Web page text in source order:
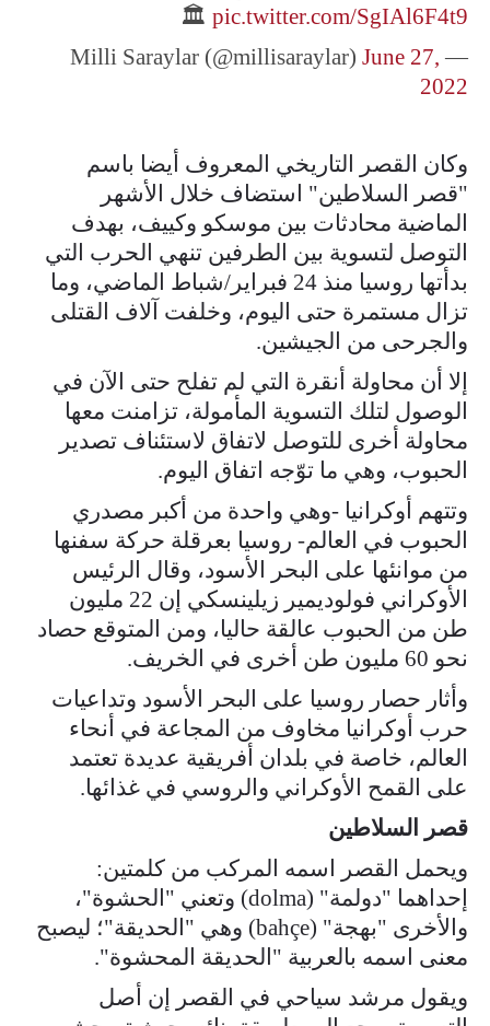
🏛️ pic.twitter.com/SgIAl6F4t9
— Milli Saraylar (@millisaraylar)
June 27,
2022
وكان القصر التاريخي المعروف أيضا باسم
"قصر السلاطين" استضاف خلال الأشهر
الماضية محادثات بين موسكو وكييف، بهدف
التوصل لتسوية بين الطرفين تنهي الحرب التي
بدأتها روسيا منذ 24 فبراير/شباط الماضي، وما
تزال مستمرة حتى اليوم، وخلفت آلاف القتلى
والجرحى من الجيشين.
إلا أن محاولة أنقرة التي لم تفلح حتى الآن في
الوصول لتلك التسوية المأمولة، تزامنت معها
محاولة أخرى للتوصل لاتفاق لاستئناف تصدير
الحبوب، وهي ما توّجه اتفاق اليوم.
وتتهم أوكرانيا -وهي واحدة من أكبر مصدري
الحبوب في العالم- روسيا بعرقلة حركة سفنها
من موانئها على البحر الأسود، وقال الرئيس
الأوكراني فولوديمير زيلينسكي إن 22 مليون
طن من الحبوب عالقة حاليا، ومن المتوقع حصاد
نحو 60 مليون طن أخرى في الخريف.
وأثار حصار روسيا على البحر الأسود وتداعيات
حرب أوكرانيا مخاوف من المجاعة في أنحاء
العالم، خاصة في بلدان أفريقية عديدة تعتمد
على القمح الأوكراني والروسي في غذائها.
قصر السلاطين
ويحمل القصر اسمه المركب من كلمتين:
إحداهما "دولمة" (dolma) وتعني "الحشوة"،
والأخرى "بهجة" (bahçe) وهي "الحديقة"؛ ليصبح
معنى اسمه بالعربية "الحديقة المحشوة".
ويقول مرشد سياحي في القصر إن أصل